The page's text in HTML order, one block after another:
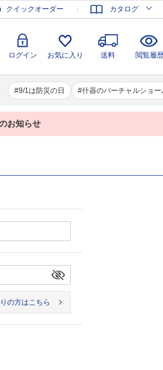
クイックオーダー カタログ
ログイン お気に入り 送料 閲覧履
9/1は防災の日 什器のバーチャルショー
登録 ログイン お気に入り 送料 閲覧履
お知らせ
の方はこちら